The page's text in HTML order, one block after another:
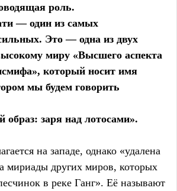
роль.
— один из самых
Это — одна из двух
миру «Высшего аспекта
который носит имя
мы будем говорить
образ: заря над лотосами».
на западе, однако «удалена
мириады других миров, которых
в реке Ганг». Её называют